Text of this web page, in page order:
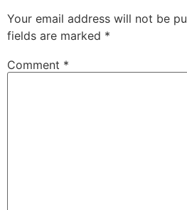
Your email address will not be
fields are marked *
Comment *